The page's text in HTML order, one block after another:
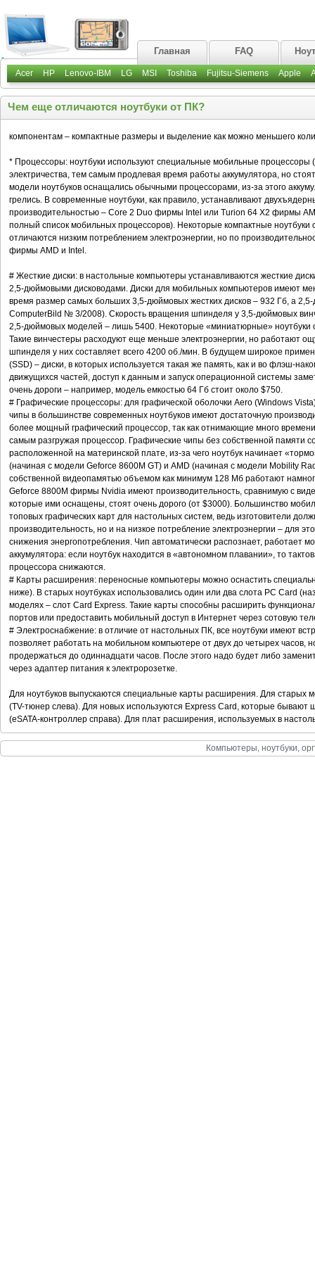
Главная FAQ
Acer HP Lenovo-IBM LG MSI Toshiba Fujitsu-Siemens Apple
Чем еще отличаются ноутбуки от ПК?
компонентам – компактные размеры и выделение как можно меньшего
* Процессоры: ноутбуки используют специальные мобильные процессоры
электричества, тем самым продлевая время работы аккумулятора, но
модели ноутбуков оснащались обычными процессорами, из-за этого
грелись. В современные ноутбуки, как правило, устанавливают
производительностью – Core 2 Duo фирмы Intel или Turion 64 X2 фирмы
полный список мобильных процессоров). Некоторые компактные
отличаются низким потреблением электроэнергии, но по
фирмы AMD и Intel.
# Жесткие диски: в настольные компьютеры устанавливаются жесткие
2,5-дюймовыми дисководами. Диски для мобильных компьютеров имеют
время размер самых больших 3,5-дюймовых жестких дисков – 932 Гб, а
ComputerBild № 3/2008). Скорость вращения шпинделя у 3,5-дюймовых
2,5-дюймовых моделей – лишь 5400. Некоторые «миниатюрные»
Такие винчестеры расходуют еще меньше электроэнергии, но работают
шпинделя у них составляет всего 4200 об./мин. В будущем широкое
(SSD) – диски, в которых используется такая же память, как и во флэш-
движущихся частей, доступ к данным и запуск операционной системы
очень дороги – например, модель емкостью 64 Гб стоит около $750.
# Графические процессоры: для графической оболочки Aero (Windows
чипы в большинстве современных ноутбуков имеют достаточную
более мощный графический процессор, так как отнимающие много
самым разгружая процессор. Графические чипы без собственной памяти
расположенной на материнской плате, из-за чего ноутбук начинает
(начиная с модели Geforce 8600M GT) и AMD (начиная с модели Mobility
собственной видеопамятью объемом как минимум 128 Мб работают
Geforce 8800M фирмы Nvidia имеют производительность, сравнимую с
которые ими оснащены, стоят очень дорого (от $3000). Большинство
топовых графических карт для настольных систем, ведь изготовители
производительность, но и на низкое потребление электроэнергии – для
снижения энергопотребления. Чип автоматически распознает, работает
аккумулятора: если ноутбук находится в «автономном плавании», то
процессора снижаются.
# Карты расширения: переносные компьютеры можно оснастить
ниже). В старых ноутбуках использовались один или два слота PC Card
моделях – слот Card Express. Такие карты способны расширить
портов или предоставить мобильный доступ в Интернет через сотовую
# Электроснабжение: в отличие от настольных ПК, все ноутбуки имеют
позволяет работать на мобильном компьютере от двух до четырех часов,
продержаться до одиннадцати часов. После этого надо будет либо
через адаптер питания к электророзетке.
Для ноутбуков выпускаются специальные карты расширения. Для старых
(TV-тюнер слева). Для новых используются Express Card, которые
(eSATA-контроллер справа). Для плат расширения, используемых в
Компьютеры, ноутбуки,